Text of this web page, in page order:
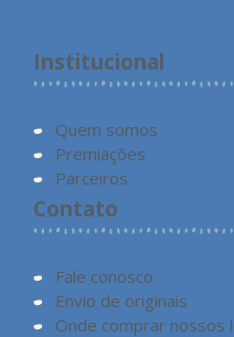
Institucional
Quem somos
Premiações
Parceiros
Contato
Fale conosco
Envio de originais
Onde comprar nossos